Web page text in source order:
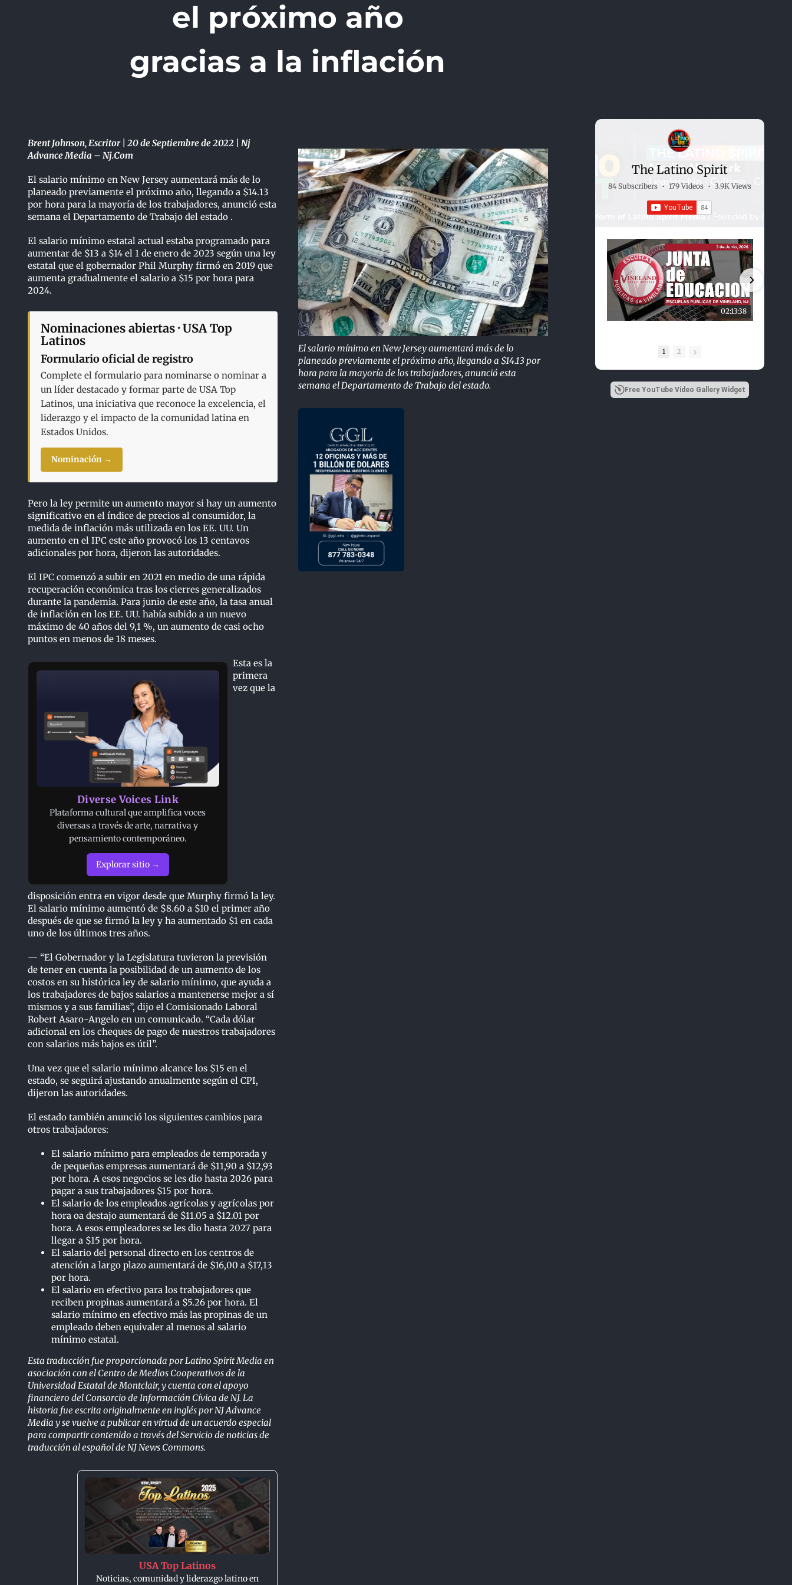
el próximo año
gracias a la inflación
Brent Johnson, Escritor | 20 de Septiembre de 2022 | Nj
Advance Media – Nj.Com
El salario mínimo en New Jersey aumentará más de lo
planeado previamente el próximo año, llegando a $14.13
por hora para la mayoría de los trabajadores, anunció esta
semana el Departamento de Trabajo del estado .
El salario mínimo estatal actual estaba programado para
aumentar de $13 a $14 el 1 de enero de 2023 según una ley
estatal que el gobernador Phil Murphy firmó en 2019 que
aumenta gradualmente el salario a $15 por hora para
2024.
Nominaciones abiertas · USA Top
Latinos
Formulario oficial de registro
Complete el formulario para nominarse o nominar a
un líder destacado y formar parte de USA Top
Latinos, una iniciativa que reconoce la excelencia, el
liderazgo y el impacto de la comunidad latina en
Estados Unidos.
Nominación →
Pero la ley permite un aumento mayor si hay un aumento
significativo en el índice de precios al consumidor, la
medida de inflación más utilizada en los EE. UU. Un
aumento en el IPC este año provocó los 13 centavos
adicionales por hora, dijeron las autoridades.
El IPC comenzó a subir en 2021 en medio de una rápida
recuperación económica tras los cierres generalizados
durante la pandemia. Para junio de este año, la tasa anual
de inflación en los EE. UU. había subido a un nuevo
máximo de 40 años del 9,1 %, un aumento de casi ocho
puntos en menos de 18 meses.
Diverse Voices Link
Plataforma cultural que amplifica voces
diversas a través de arte, narrativa y
pensamiento contemporáneo.
Explorar sitio →
Esta es la
primera
vez que la
disposición entra en vigor desde que Murphy firmó la ley.
El salario mínimo aumentó de $8.60 a $10 el primer año
después de que se firmó la ley y ha aumentado $1 en cada
uno de los últimos tres años.
— “El Gobernador y la Legislatura tuvieron la previsión
de tener en cuenta la posibilidad de un aumento de los
costos en su histórica ley de salario mínimo, que ayuda a
los trabajadores de bajos salarios a mantenerse mejor a sí
mismos y a sus familias”, dijo el Comisionado Laboral
Robert Asaro-Angelo en un comunicado. “Cada dólar
adicional en los cheques de pago de nuestros trabajadores
con salarios más bajos es útil”.
Una vez que el salario mínimo alcance los $15 en el
estado, se seguirá ajustando anualmente según el CPI,
dijeron las autoridades.
El estado también anunció los siguientes cambios para
otros trabajadores:
El salario mínimo para empleados de temporada y
de pequeñas empresas aumentará de $11,90 a $12,93
por hora. A esos negocios se les dio hasta 2026 para
pagar a sus trabajadores $15 por hora.
El salario de los empleados agrícolas y agrícolas por
hora oa destajo aumentará de $11.05 a $12.01 por
hora. A esos empleadores se les dio hasta 2027 para
llegar a $15 por hora.
El salario del personal directo en los centros de
atención a largo plazo aumentará de $16,00 a $17,13
por hora.
El salario en efectivo para los trabajadores que
reciben propinas aumentará a $5.26 por hora. El
salario mínimo en efectivo más las propinas de un
empleado deben equivaler al menos al salario
mínimo estatal.
Esta traducción fue proporcionada por Latino Spirit Media en
asociación con el Centro de Medios Cooperativos de la
Universidad Estatal de Montclair, y cuenta con el apoyo
financiero del Consorcio de Información Cívica de NJ. La
historia fue escrita originalmente en inglés por NJ Advance
Media y se vuelve a publicar en virtud de un acuerdo especial
para compartir contenido a través del Servicio de noticias de
traducción al español de NJ News Commons.
USA Top Latinos
Noticias, comunidad y liderazgo latino en
El salario mínimo en New Jersey aumentará más de lo
planeado previamente el próximo año, llegando a $14.13 por
hora para la mayoría de los trabajadores, anunció esta
semana el Departamento de Trabajo del estado.
The Latino Spirit
84 Subscribers • 179 Videos • 3.9K Views
02:13:38
1 2
Free YouTube Video Gallery Widget